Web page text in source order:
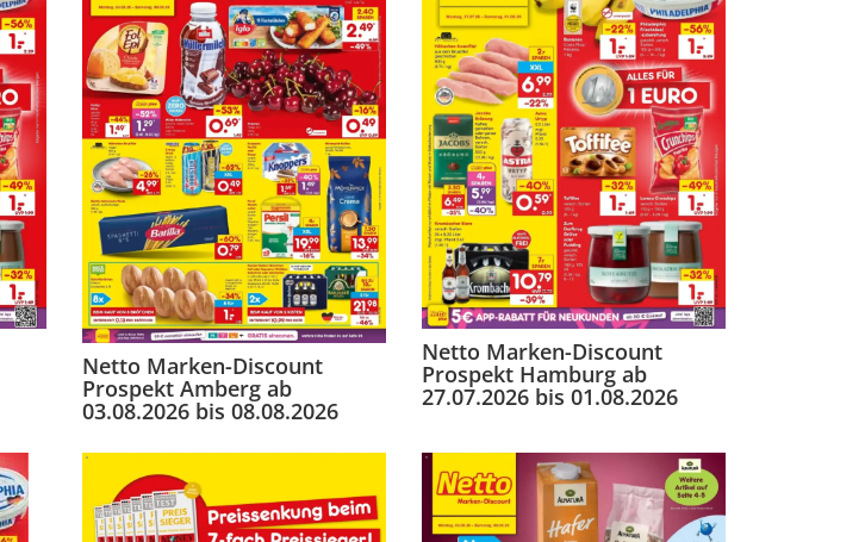
Netto Marken-Discount
Prospekt Amberg ab
03.08.2026 bis 08.08.2026
Netto Marken-Discount
Prospekt Hamburg ab
27.07.2026 bis 01.08.2026